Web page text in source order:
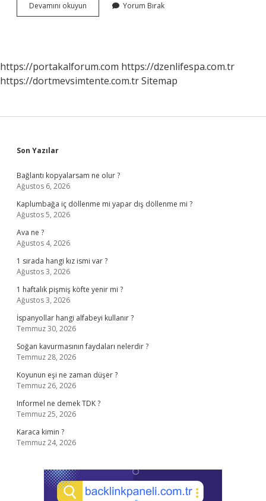
Devamını okuyun
Kuru
Yorum Bırak
https://portakalforum.com https://dzenlifespa.com.tr
https://dortmevsimtente.com.trSitemap
Sidebar
Son Yazılar
Bağlantı kopyalarsam ne olur ?
Ağustos 6, 2026
Kaplumbağa iç döllenme mi yapar dış döllenme mi ?
Ağustos 5, 2026
Ava ne ?
Ağustos 4, 2026
1 sırada hangi kız ismi var ?
Ağustos 3, 2026
1 haftalık pişmiş köfte yenir mi ?
Ağustos 3, 2026
İspanyollar hangi alfabeyi kullanır ?
Temmuz 30, 2026
Soğan kavurmasının faydaları nelerdir ?
Temmuz 28, 2026
Koyunun eşi ne zaman düşer ?
Temmuz 26, 2026
Informel ne demek TDK ?
Temmuz 25, 2026
Karaca kimin ?
Temmuz 24, 2026